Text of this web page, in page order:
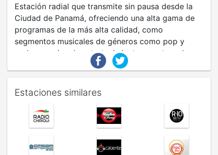
Estación radial que transmite sin pausa desde la
Ciudad de Panamá, ofreciendo una alta gama de
programas de la más alta calidad, como
segmentos musicales de géneros como pop y
rock, espacios de entretenimiento, eventos, shows
diversos y mucho más.
Estaciones similares